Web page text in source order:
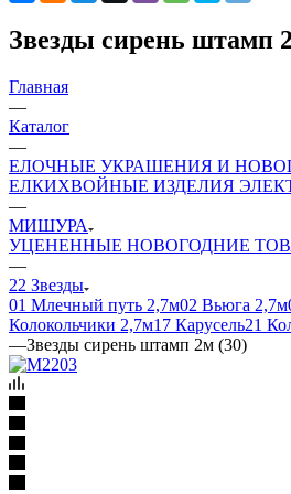
Звезды сирень штамп
Главная
—
Каталог
—
ЕЛОЧНЫЕ УКРАШЕНИЯ И
ЕЛКИХВОЙНЫЕ ИЗДЕЛИЯ
—
МИШУРА
УЦЕНЕННЫЕ НОВОГОДНИЕ
—
22 Звезды
01 Млечный путь 2,7м02 Вьюга 2,7м
Колокольчики 2,7м17 Карусель21
—Звезды сирень штамп 2м (30)